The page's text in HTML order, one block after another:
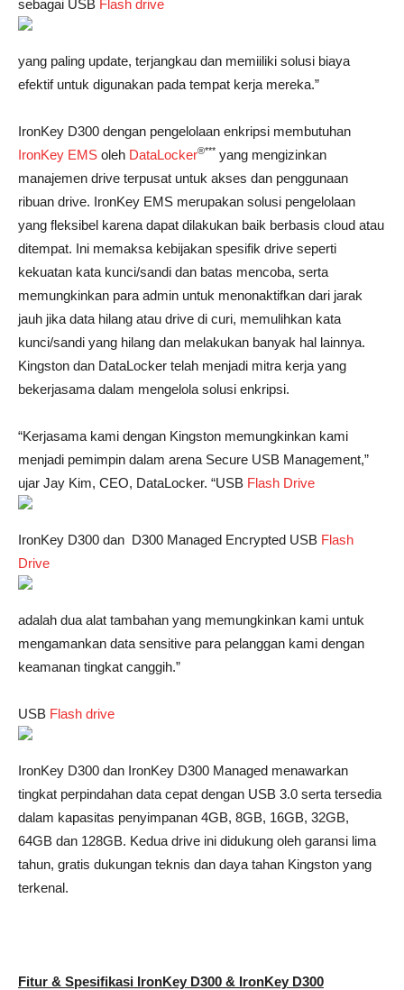
sebagai USB Flash drive
yang paling update, terjangkau dan memiiliki solusi biaya
efektif untuk digunakan pada tempat kerja mereka.”
IronKey D300 dengan pengelolaan enkripsi membutuhan
IronKey EMS oleh DataLocker®*** yang mengizinkan
manajemen drive terpusat untuk akses dan penggunaan
ribuan drive. IronKey EMS merupakan solusi pengelolaan
yang fleksibel karena dapat dilakukan baik berbasis cloud atau
ditempat. Ini memaksa kebijakan spesifik drive seperti
kekuatan kata kunci/sandi dan batas mencoba, serta
memungkinkan para admin untuk menonaktifkan dari jarak
jauh jika data hilang atau drive di curi, memulihkan kata
kunci/sandi yang hilang dan melakukan banyak hal lainnya.
Kingston dan DataLocker telah menjadi mitra kerja yang
bekerjasama dalam mengelola solusi enkripsi.
“Kerjasama kami dengan Kingston memungkinkan kami
menjadi pemimpin dalam arena Secure USB Management,”
ujar Jay Kim, CEO, DataLocker. “USB Flash Drive
IronKey D300 dan D300 Managed Encrypted USB Flash
Drive
adalah dua alat tambahan yang memungkinkan kami untuk
mengamankan data sensitive para pelanggan kami dengan
keamanan tingkat canggih.”
USB Flash drive
IronKey D300 dan IronKey D300 Managed menawarkan
tingkat perpindahan data cepat dengan USB 3.0 serta tersedia
dalam kapasitas penyimpanan 4GB, 8GB, 16GB, 32GB,
64GB dan 128GB. Kedua drive ini didukung oleh garansi lima
tahun, gratis dukungan teknis dan daya tahan Kingston yang
terkenal.
Fitur & Spesifikasi IronKey D300 & IronKey D300